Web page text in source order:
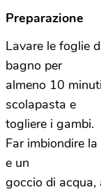
Preparazione
Lavare le foglie
bagno per
almeno 10
scolapasta e
togliere i gambi.
Far imbiondire
e un
goccio di acqua,